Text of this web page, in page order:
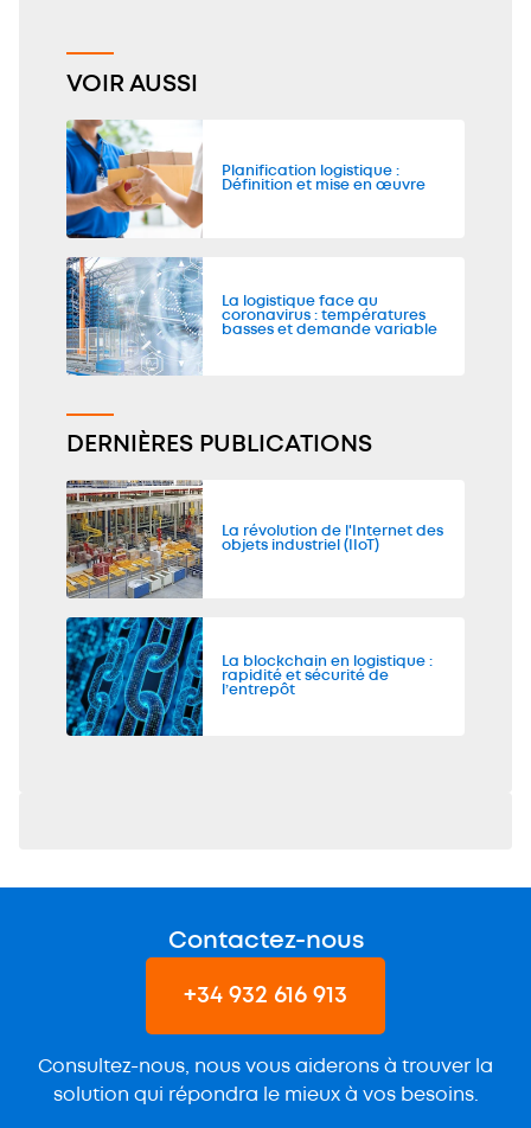
VOIR AUSSI
Planification logistique :
Définition et mise en œuvre
La logistique face au
coronavirus : températures
basses et demande variable
DERNIÈRES PUBLICATIONS
La révolution de l'Internet des
objets industriel (IIoT)
La blockchain en logistique :
rapidité et sécurité de
l’entrepôt
Contactez-nous
+34 932 616 913
Consultez-nous, nous vous aiderons à trouver la
solution qui répondra le mieux à vos besoins.